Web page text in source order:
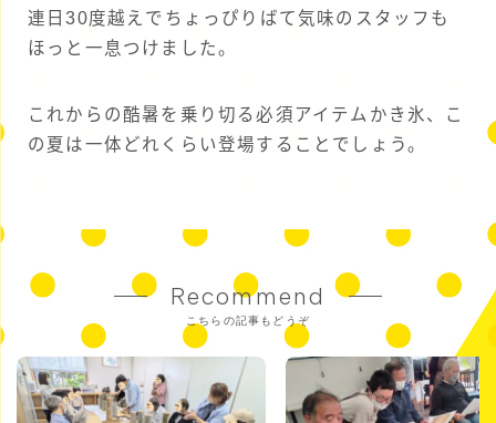
連日30度越えでちょっぴりばて気味のスタッフも
ほっと一息つけました。
これからの酷暑を乗り切る必須アイテムかき氷、こ
の夏は一体どれくらい登場することでしょう。
Recommend
こちらの記事もどうぞ